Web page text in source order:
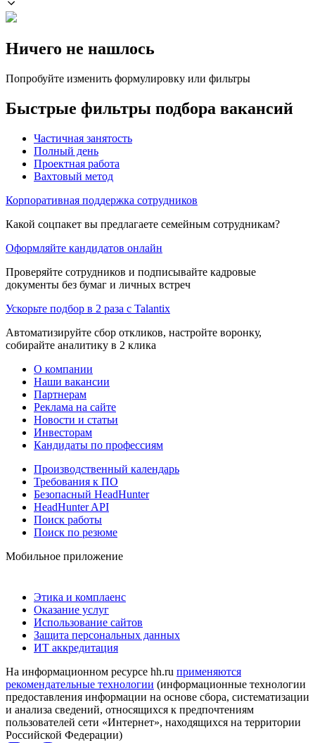
Ничего не нашлось
Попробуйте изменить формулировку или фильтры
Быстрые фильтры подбора вакансий
Частичная занятость
Полный день
Проектная работа
Вахтовый метод
Корпоративная поддержка сотрудников
Какой соцпакет вы предлагаете семейным сотрудникам?
Оформляйте кандидатов онлайн
Проверяйте сотрудников и подписывайте кадровые
документы без бумаг и личных встреч
Ускорьте подбор в 2 раза с Talantix
Автоматизируйте сбор откликов, настройте воронку,
собирайте аналитику в 2 клика
О компании
Наши вакансии
Партнерам
Реклама на сайте
Новости и статьи
Инвесторам
Кандидаты по профессиям
Производственный календарь
Требования к ПО
Безопасный HeadHunter
HeadHunter API
Поиск работы
Поиск по резюме
Мобильное приложение
Этика и комплаенс
Оказание услуг
Использование сайтов
Защита персональных данных
ИТ аккредитация
На информационном ресурсе hh.ru применяются
рекомендательные технологии (информационные технологии
предоставления информации на основе сбора, систематизации
и анализа сведений, относящихся к предпочтениям
пользователей сети «Интернет», находящихся на территории
Российской Федерации)